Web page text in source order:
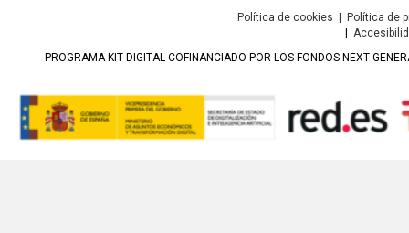
Política de cookies | Política de
|
PROGRAMA KIT DIGITAL COFINANCIADO POR LOS FONDOS NEXT